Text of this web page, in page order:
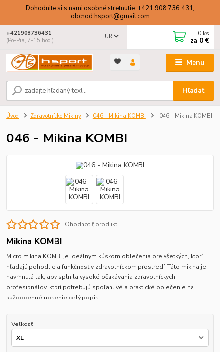
Dohodnite si s nami osobné stretnutie: +421 908 736 431,
obchod.hsport@gmail.com
Menu
EUR
Hľadať
+421908736431
(Po-Pia, 7-15 hod.)
0 ks
za 0 €
Úvod Zdravotnícke Mikiny 046 - Mikina KOMBI 046 - Mikina KOMBI
046 - Mikina KOMBI
Ohodnotiť produkt
Mikina KOMBI
Micro mikina KOMBI je ideálnym kúskom oblečenia pre všetkých, ktorí
hľadajú pohodlie a funkčnosť v zdravotníckom prostredí. Táto mikina je
navrhnutá tak, aby splnila vysoké očakávania zdravotníckych
profesionálov, ktorí potrebujú spoľahlivé a praktické oblečenie na
každodenné nosenie celý popis
Veľkosť